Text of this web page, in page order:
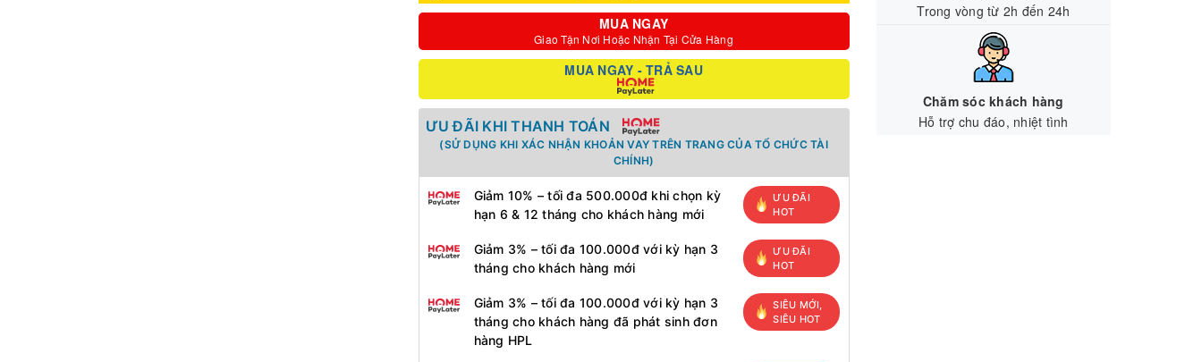
MUA NGAY
Giao Tận Nơi Hoặc Nhận Tại Cửa Hàng
MUA NGAY - TRẢ SAU
ƯU ĐÃI KHI THANH TOÁN
(SỬ DỤNG KHI XÁC NHẬN KHOẢN VAY TRÊN TRANG CỦA TỔ CHỨC TÀI
CHÍNH)
Giảm 10% – tối đa 500.000đ khi chọn kỳ
hạn 6 & 12 tháng cho khách hàng mới
ƯU ĐÃI
HOT
Giảm 3% – tối đa 100.000đ với kỳ hạn 3
tháng cho khách hàng mới
ƯU ĐÃI
HOT
Giảm 3% – tối đa 100.000đ với kỳ hạn 3
tháng cho khách hàng đã phát sinh đơn
hàng HPL
SIÊU MỚI,
SIÊU HOT
Trong vòng từ 2h đến 24h
Chăm sóc khách hàng
Hỗ trợ chu đáo, nhiệt tình